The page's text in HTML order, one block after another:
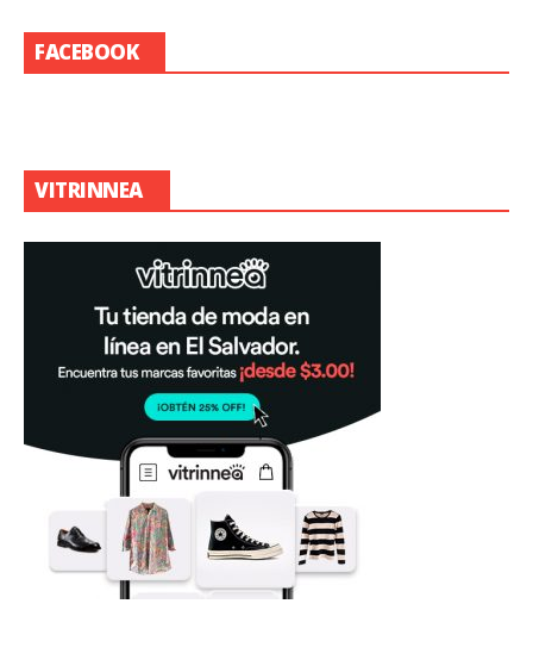
FACEBOOK
VITRINNEA